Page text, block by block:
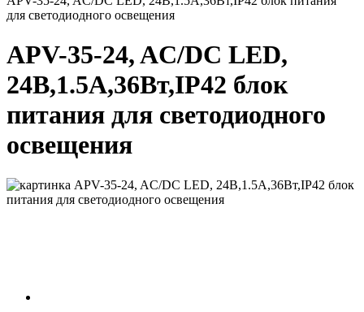
для светодиодного освещения
APV-35-24, AC/DC LED,
24В,1.5А,36Вт,IP42 блок
питания для светодиодного
освещения